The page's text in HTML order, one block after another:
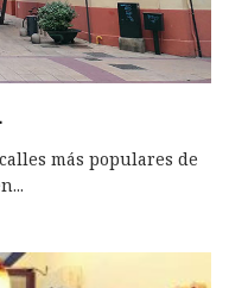
más populares de
...